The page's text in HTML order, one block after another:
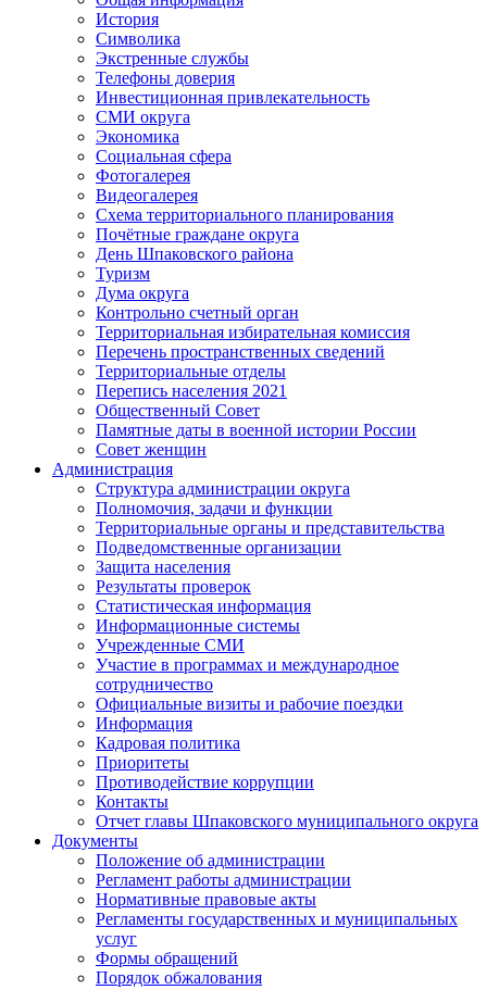
История
Символика
Экстренные службы
Телефоны доверия
Инвестиционная привлекательность
СМИ округа
Экономика
Социальная сфера
Фотогалерея
Видеогалерея
Схема территориального планирования
Почётные граждане округа
День Шпаковского района
Туризм
Дума округа
Контрольно счетный орган
Территориальная избирательная комиссия
Перечень пространственных сведений
Территориальные отделы
Перепись населения 2021
Общественный Совет
Памятные даты в военной истории России
Совет женщин
Администрация
Структура администрации округа
Полномочия, задачи и функции
Территориальные органы и представительства
Подведомственные организации
Защита населения
Результаты проверок
Статистическая информация
Информационные системы
Учрежденные СМИ
Участие в программах и международное
сотрудничество
Официальные визиты и рабочие поездки
Информация
Кадровая политика
Приоритеты
Противодействие коррупции
Контакты
Отчет главы Шпаковского муниципального округа
Документы
Положение об администрации
Регламент работы администрации
Нормативные правовые акты
Регламенты государственных и муниципальных
услуг
Формы обращений
Порядок обжалования